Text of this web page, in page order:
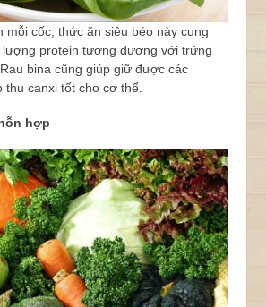
mỗi cốc, thức ăn siêu béo này cung
protein tương đương với trứng
bina cũng giúp giữ được các
thu canxi tốt cho cơ thể.
hợp